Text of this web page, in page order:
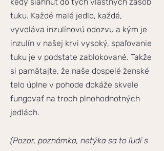
tuku. Každé malé jedlo, každé,
vyvoláva inzulínovú odozvu a kým je
inzulín v našej krvi vysoký, spaľovanie
tuku je v podstate zablokované. Takže
si pamätajte, že naše dospelé ženské
telo úplne v pohode dokáže skvele
fungovať na troch plnohodnotných
jedlách.
(Pozor, poznámka, netýka sa to ľudí s